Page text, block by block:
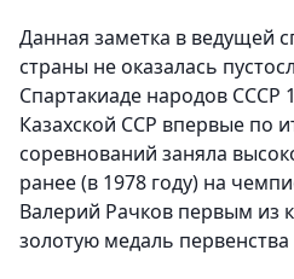
Данная заметка в ведущей
страны не оказалась
Спартакиаде народов СССР
Казахской ССР впервые по
соревнований заняла
ранее (в 1978 году) на
Валерий Рачков первым из
золотую медаль